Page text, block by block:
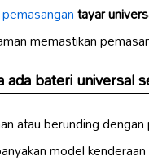
tayar
memastikan
adabateri universal
atau berunding
model